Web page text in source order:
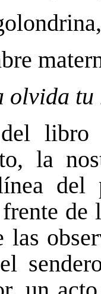
olvida tu
la
del
de
las